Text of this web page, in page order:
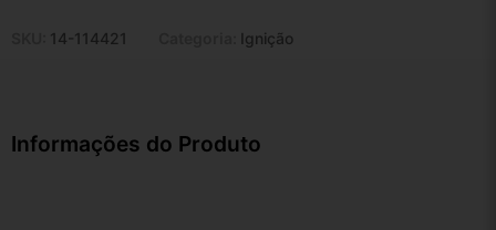
14-114421 Ignição
Informações do Produto